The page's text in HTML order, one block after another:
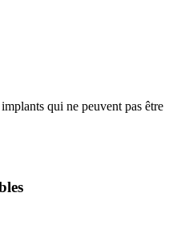
qui ne peuvent pas être